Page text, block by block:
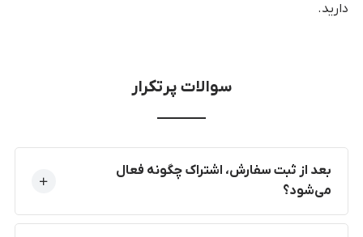
دارید.
سوالات پرتکرار
بعد از ثبت سفارش، اشتراک چگونه فعال
می‌شود؟